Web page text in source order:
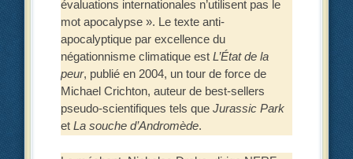
évaluations internationales n’utilisent pas le
mot apocalypse ». Le texte anti-
apocalyptique par excellence du
négationnisme climatique estL’État de la
peur, publié en 2004, un tour de force de
Michael Crichton, auteur de best-sellers
pseudo-scientifiques tels queJurassic Park
etLa souche d’Andromède.